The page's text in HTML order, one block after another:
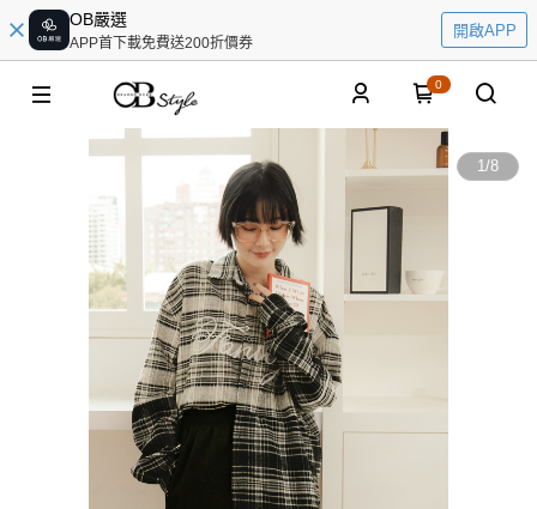
OB嚴選
APP首下載免費送200折價券
開啟APP
0
1/8